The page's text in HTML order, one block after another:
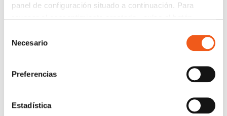
panel de configuración situado a continuación. Para
consultar nuestra política de cookies
política de cookies
Necesario
Preferencias
Estadística